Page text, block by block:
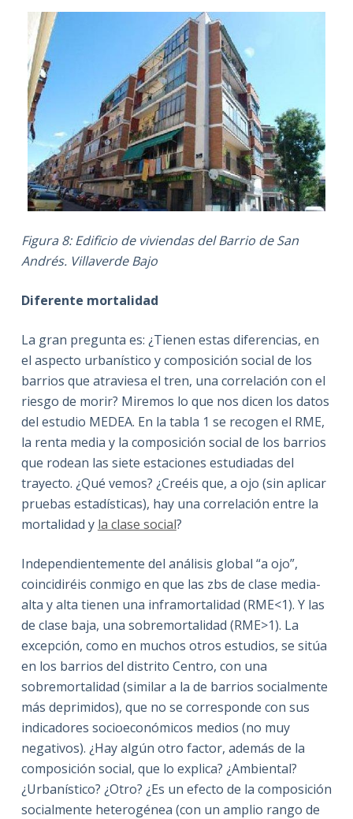
Figura 8: Edificio de viviendas del Barrio de San
Andrés. Villaverde Bajo
Diferente mortalidad
La gran pregunta es: ¿Tienen estas diferencias, en
el aspecto urbanístico y composición social de los
barrios que atraviesa el tren, una correlación con el
riesgo de morir? Miremos lo que nos dicen los datos
del estudio MEDEA. En la tabla 1 se recogen el RME,
la renta media y la composición social de los barrios
que rodean las siete estaciones estudiadas del
trayecto. ¿Qué vemos? ¿Creéis que, a ojo (sin aplicar
pruebas estadísticas), hay una correlación entre la
mortalidad y la clase social?
Independientemente del análisis global “a ojo”,
coincidiréis conmigo en que las zbs de clase media-
alta y alta tienen una inframortalidad (RME<1). Y las
de clase baja, una sobremortalidad (RME>1). La
excepción, como en muchos otros estudios, se sitúa
en los barrios del distrito Centro, con una
sobremortalidad (similar a la de barrios socialmente
más deprimidos), que no se corresponde con sus
indicadores socioeconómicos medios (no muy
negativos). ¿Hay algún otro factor, además de la
composición social, que lo explica? ¿Ambiental?
¿Urbanístico? ¿Otro? ¿Es un efecto de la composición
socialmente heterogénea (con un amplio rango de